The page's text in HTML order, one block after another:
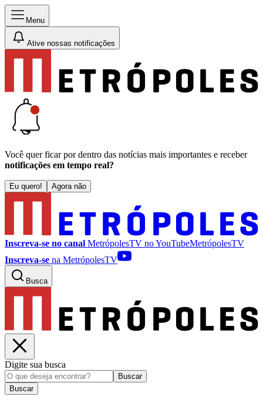
Menu
Ative nossas notificações
Você quer ficar por dentro das notícias mais importantes e receber
notificações em tempo real?
Eu quero! Agora não
Inscreva-se no canal MetrópolesTV noYouTubeMetrópolesTV
Inscreva-se na MetrópolesTV
Busca
Digite sua busca
Buscar
Buscar